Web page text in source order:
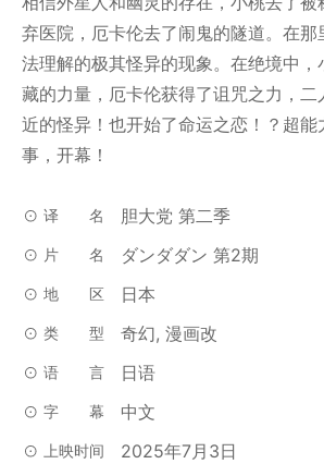
弃医院，厄卡伦去了闹鬼的隧道。在
法理解的极其怪异的现象。在绝境中
藏的力量，厄卡伦获得了诅咒之力，二
近的怪异！也开始了命运之恋！？超能
事，开幕！
译名 胆大党 第二季
片名 ダンダダン 第2期
地区 日本
类型 奇幻, 漫画改
语言 日语
字幕 中文
上映时间 2025年7月3日